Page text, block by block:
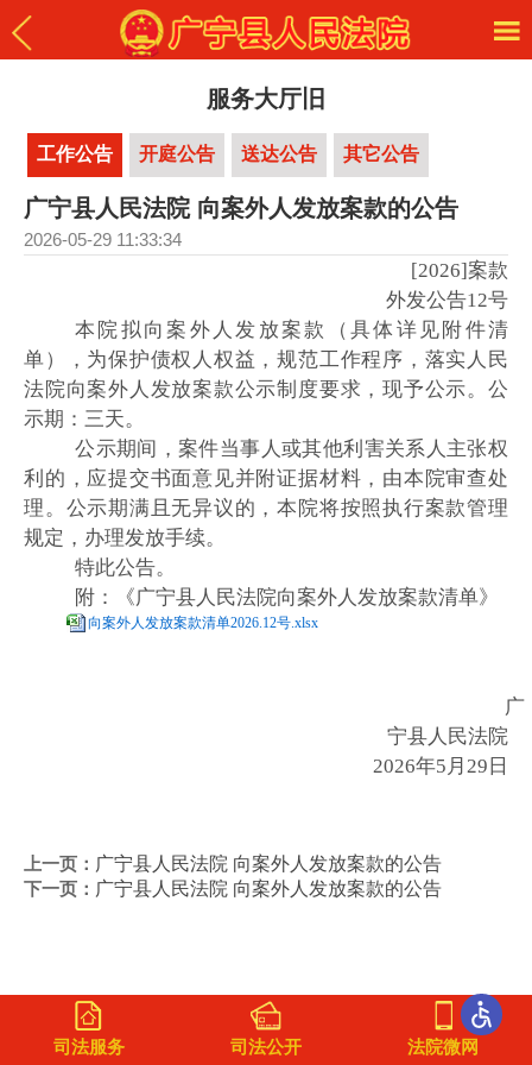
服务大厅旧
工作公告 开庭公告 送达公告 其它公告
广宁县人民法院 向案外人发放案款的公告
2026-05-29 11:33:34
[2026]案款
外发公告12号
本院拟向案外人发放案款（具体详见附件清
单），为保护债权人权益，规范工作程序，落实人民
法院向案外人发放案款公示制度要求，现予公示。公
示期：三天。
公示期间，案件当事人或其他利害关系人主张权
利的，应提交书面意见并附证据材料，由本院审查处
理。公示期满且无异议的，本院将按照执行案款管理
规定，办理发放手续。
特此公告。
附：《广宁县人民法院向案外人发放案款清单》
向案外人发放案款清单2026.12号.xlsx
广
宁县人民法院
2026年5月29日
上一页： 广宁县人民法院 向案外人发放案款的公告
下一页： 广宁县人民法院 向案外人发放案款的公告
司法服务 司法公开 法院微网